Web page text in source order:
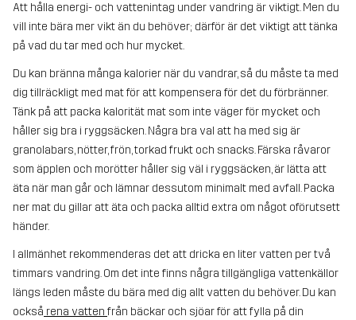
Att hålla energi- och vattenintag under vandring är viktigt. Men du
vill inte bära mer vikt än du behöver; därför är det viktigt att tänka
på vad du tar med och hur mycket.
Du kan bränna många kalorier när du vandrar, så du måste ta med
dig tillräckligt med mat för att kompensera för det du förbränner.
Tänk på att packa kalorität mat som inte väger för mycket och
håller sig bra i ryggsäcken. Några bra val att ha med sig är
granolabars, nötter, frön, torkad frukt och snacks. Färska råvaror
som äpplen och morötter håller sig väl i ryggsäcken, är lätta att
äta när man går och lämnar dessutom minimalt med avfall. Packa
ner mat du gillar att äta och packa alltid extra om något oförutsett
händer.
I allmänhet rekommenderas det att dricka en liter vatten per två
timmars vandring. Om det inte finns några tillgängliga vattenkällor
längs leden måste du bära med dig allt vatten du behöver. Du kan
också rena vatten från bäckar och sjöar för att fylla på din